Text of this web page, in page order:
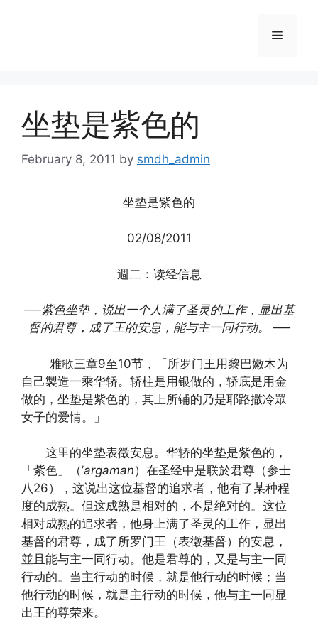
Menu
坐垫是紫色的
February 8, 2011 by smdh_admin
坐垫是紫色的
02/08/2011
週二：读经信息
──紫色坐垫，说出一个人满了圣灵的工作，显出基
督的君尊，成了王的安息，能与主一同行动。
──
雅歌三章9至10节，「所罗门王用黎巴嫩木为
自己製造一乘华轿。轿柱是用银做的，轿底是用金
做的，坐垫是紫色的，其上所铺的乃是耶路撒冷眾
女子的爱情。」
这里的坐垫表徵安息。华轿的坐垫是紫色的，
「紫色」（’argaman）在圣经中是联於君尊（参士
八26），这说出这位基督的追求者，他有了某种程
度的成熟。但这成熟是相对的，不是绝对的。这位
相对成熟的追求者，他身上满了圣灵的工作，显出
基督的君尊，成了所罗门王（表徵基督）的安息，
並且能与主一同行动。他是君尊的，又是与主一同
行动的。当主行动的时候，就是他行动的时候；当
他行动的时候，就是主行动的时候，他与主一同显
出王的尊荣来。